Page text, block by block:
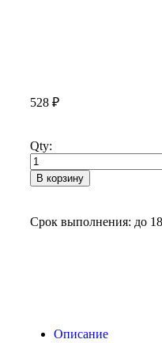
528 ₽
Qty:
В корзину
Срок выполнения: до
Описание